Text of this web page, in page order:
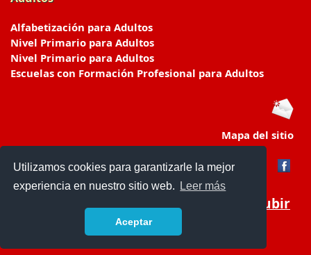
Utilizamos cookies para garantizarle la mejor
experiencia en nuestro sitio web.
Leer más
Aceptar
Alfabetización para Adultos
Nivel Primario para Adultos
Nivel Primario para Adultos
Escuelas con Formación Profesional para Adultos
Mapa del sitio
Subir